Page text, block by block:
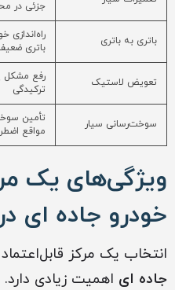
جزئی در
باتری به باتری
راه‌اندازی
باتری
تعویض لاستیک
رفع مشکل
ترکیدگی
سوخت‌رسانی سیار
تأمین
مواقع
ویژگی‌های یک
خودرو جاده ای
انتخاب یک مرکز
جاده ای اهمیت زیادی دارد.